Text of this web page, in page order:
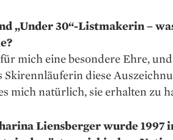
„Under 30“-Listmakerin –
mich eine besondere Ehre,
Skirennläuferin diese
mich natürlich, sie erhalten zu
Liensberger wurde 1997